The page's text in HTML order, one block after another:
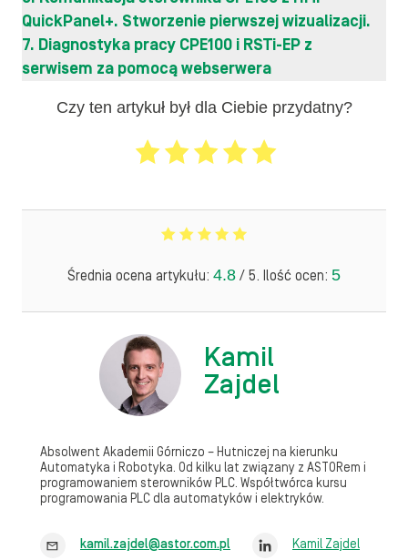
QuickPanel+. Stworzenie pierwszej wizualizacji.
7. Diagnostyka pracy CPE100 i RSTi-EP z
serwisem za pomocą webserwera
Czy ten artykuł był dla Ciebie przydatny?
Średnia ocena artykułu: 4.8 / 5. Ilość ocen: 5
Kamil
Zajdel
Absolwent Akademii Górniczo – Hutniczej na kierunku
Automatyka i Robotyka. Od kilku lat związany z ASTORem i
programowaniem sterowników PLC. Współtwórca kursu
programowania PLC dla automatyków i elektryków.
kamil.zajdel@astor.com.pl Kamil Zajdel